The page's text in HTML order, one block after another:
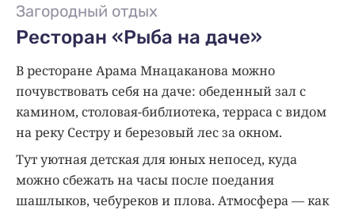
Загородный отдых
Ресторан «Рыба на даче»
В ресторане Арама Мнацаканова можно
почувствовать себя на даче: обеденный зал с
камином, столовая-библиотека, терраса с видом
на реку Сестру и березовый лес за окном.
Тут уютная детская для юных непосед, куда
можно сбежать на часы после поедания
шашлыков, чебуреков и плова. Атмосфера — как